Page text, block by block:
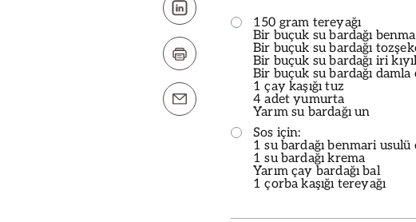
150 gram tereyağı
Bir buçuk su bardağı
Bir buçuk su bardağı
Bir buçuk su bardağı iri
Bir buçuk su bardağı
1 çay kaşığı tuz
4 adet yumurta
Yarım su bardağı un
Sos için:
1 su bardağı benmari
1 su bardağı krema
Yarım çay bardağı bal
1 çorba kaşığı tereyağı